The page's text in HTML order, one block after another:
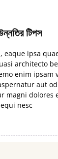
টিপস
eaque ipsa
architecto
enim ipsam
aut
magni dolores
nesc